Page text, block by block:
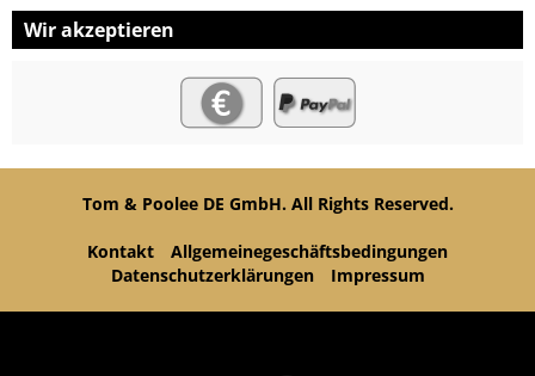
Wir akzeptieren
Tom & Poolee DE GmbH. All Rights Reserved.
Kontakt
Allgemeinegeschäftsbedingungen
Datenschutzerklärungen
Impressum